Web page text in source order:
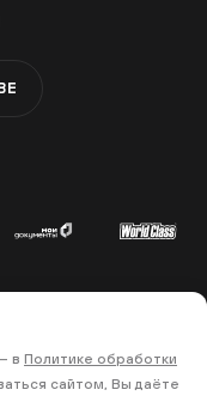
•
в Политике обработки
сайтом, Вы даёте